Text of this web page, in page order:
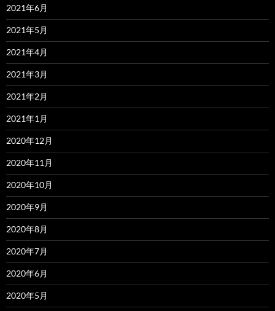
2021年6月
2021年5月
2021年4月
2021年3月
2021年2月
2021年1月
2020年12月
2020年11月
2020年10月
2020年9月
2020年8月
2020年7月
2020年6月
2020年5月